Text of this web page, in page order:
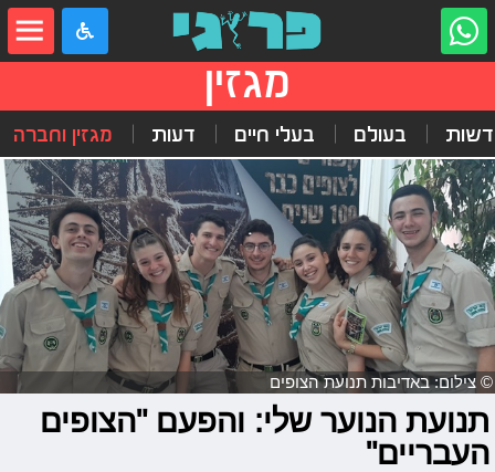
מגזין
בעולם בעלי חיים דעות מגזין וחברה
© צילום: באדיבות תנועת הצופים
תנועת הנוער שלי: והפעם "הצופים
העבריים"